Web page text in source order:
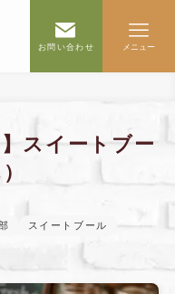
お問い合わせ メニュー
スイートブー
スイートブール